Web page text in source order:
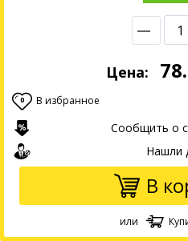
Цена:
0 В избранное
Сообщить о
Нашли
В
или